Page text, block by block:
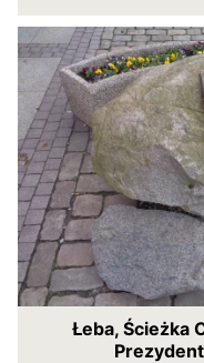
Łeba, Ścieżka